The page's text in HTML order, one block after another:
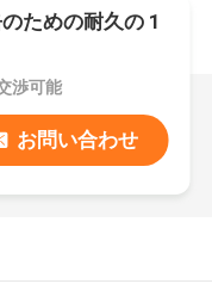
ための耐久の 1
渉可能
お問い合わせ